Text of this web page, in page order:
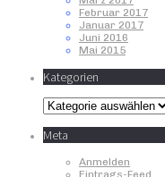
Februar 2017
Januar 2017
Juni 2016
Mai 2015
Kategorien
Kategorien
Meta
Anmelden
Eintrags-Feed